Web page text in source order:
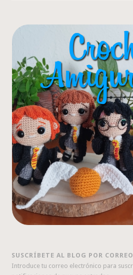
SUSCRÍBETE AL BLOG POR
Introduce tu correo electrónico para